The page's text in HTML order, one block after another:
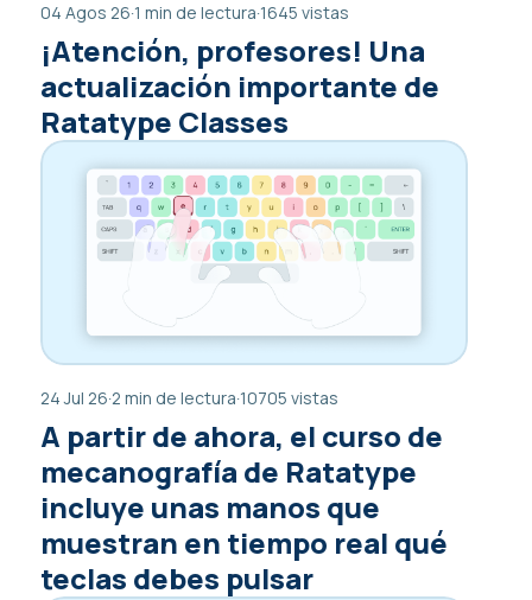
04 Agos 26·1 min de lectura·1645 vistas
¡Atención, profesores! Una
actualización importante de
Ratatype Classes
24 Jul 26·2 min de lectura·10705 vistas
A partir de ahora, el curso de
mecanografía de Ratatype
incluye unas manos que
muestran en tiempo real qué
teclas debes pulsar